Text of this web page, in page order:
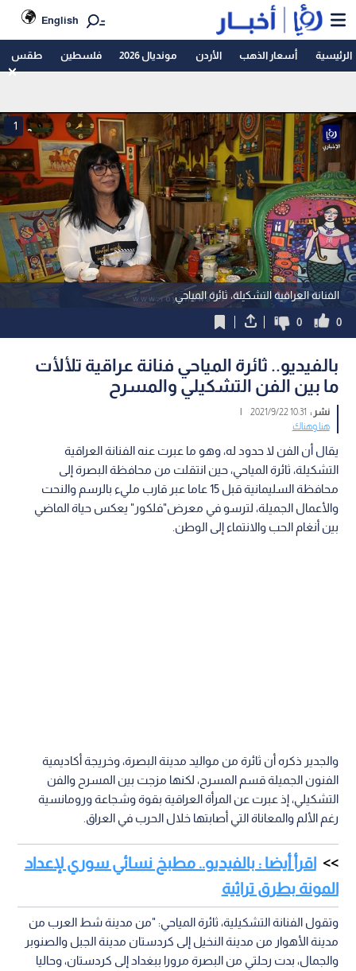
English
الرئيسية أسعار الذهب الأردن مونديال 2026 فلسطين طقس
الفنانة العراقية التشكيلة، ثائرة المياحي
1
0
0
بالفيديو.. ثائرة المياحي فنانة عراقية تلألأت
ما بين الفن التشكيلي والمسرح
نشر : 10:31 2021/9/22
|
هنا وهناك
يقال أن الفن لا حدود له، وهو ما عبرت عنه الفنانة العراقية
التشكيلة، ثائرة المياحي، حين انتقلت من محافظة البصرة إلى
محافظة السليمانية قبل 15 عاما عبر قارب مليء بالرسم والنحت
والأعمال الجميلة، لترسو في معرض"فلكور" يعكس حياة الماضي
بين أنغام الحب والانتماء إلى الوطن.
والجدير ذكره أن ثائرة من مواليد مدينة البصرة، وخريجة أكاديمية
الفنون الجميلة قسم المسرح، لكنها مزجت بين المسرح والفن
التشكيلي، إذ عبرت عن المرأة العراقية بقوة وشجاعة ورومانسية
رغم الألم والمعاناة التي أصابتها خلال الحرب في العراق.
اقرأ أيضا : بالفيديو.. مطبخ نسائي سوري لإعداد
المونة بطرق تراثية
وتقول الفنانة التشكيلية، ثائرة المياحي: "من مدينة شط العرب من
مدينة الأهوار من مدينة النخيل إلى كردستان مدينة الجبل والصنوبر
والجمال، بدت رحلتي من البصرة مرورا ببغداد إلى كردستان، وحاليا